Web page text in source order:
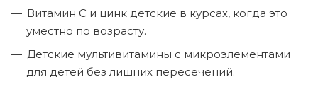
Витамин C и цинк детские в курсах, когда это
уместно по возрасту.
Детские мультивитамины с микроэлементами
для детей без лишних пересечений.